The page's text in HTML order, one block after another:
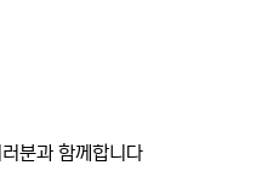
분과 함께합니다